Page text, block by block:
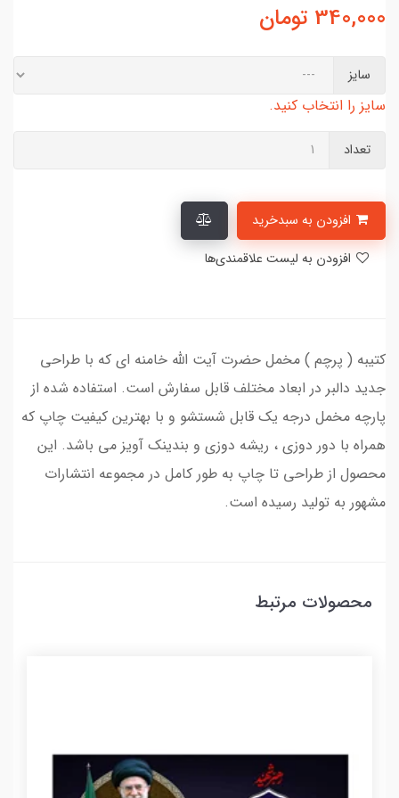
340,000 تومان
سایز
سایز را انتخاب کنید.
تعداد
کتیبه ( پرچم ) مخمل حضرت آیت الله خامنه ای که با طراحی
جدید دالبر در ابعاد مختلف قابل سفارش است. استفاده شده از
پارچه مخمل درجه یک قابل شستشو و با بهترین کیفیت چاپ که
همراه با دور دوزی ، ریشه دوزی و بندینک آویز می باشد. این
محصول از طراحی تا چاپ به طور کامل در مجموعه انتشارات
مشهور به تولید رسیده است.
محصولات مرتبط